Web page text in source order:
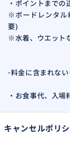
加当日はご予約
程やレベルなど
すめ
・ポイントまでの
※ボードレンタル
要)
※水着、ウエット
-料金に含まれな
・お食事代、入場
キャンセルポリ